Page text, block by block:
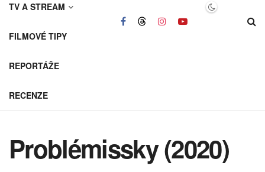
TV A STREAM
FILMOVÉ TIPY
REPORTÁŽE
RECENZE
Problémissky (2020)